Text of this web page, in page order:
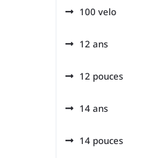
100 velo
12 ans
12 pouces
14 ans
14 pouces